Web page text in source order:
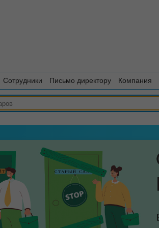
Сотрудники Письмо директору Компания